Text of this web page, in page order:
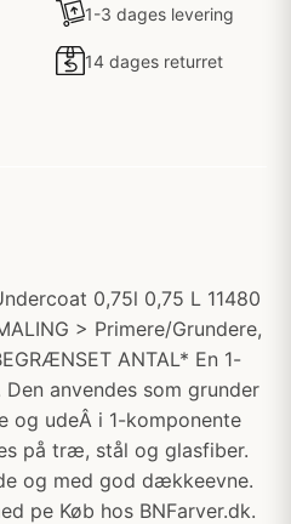
1-3 dages levering
14 dages returret
0,75l 0,75 L 11480
> Primere/Grundere,
ANTAL* En 1-
anvendes som grunder
og udeÂ i 1-komponente
på træ, stål og glasfiber.
og med god dækkeevne.
pe Køb hos BNFarver.dk.